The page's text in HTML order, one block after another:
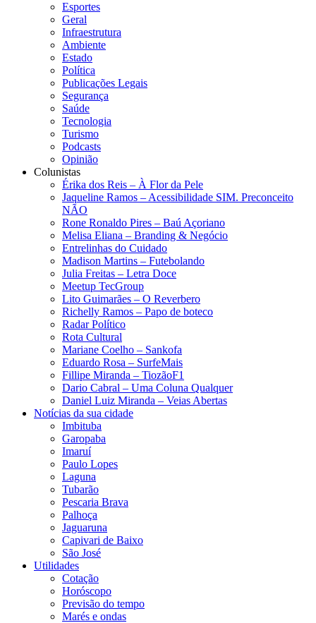
Esportes
Geral
Infraestrutura
Ambiente
Estado
Política
Publicações Legais
Segurança
Saúde
Tecnologia
Turismo
Podcasts
Opinião
Colunistas
Érika dos Reis​ – À Flor da Pele
Jaqueline Ramos – Acessibilidade SIM. Preconceito
NÃO
Rone Ronaldo Pires – Baú Açoriano
Melisa Eliana – Branding & Negócio
Entrelinhas do Cuidado
Madison Martins – Futebolando
Julia Freitas​ – Letra Doce
Meetup TecGroup
Lito Guimarães – O Reverbero
Richelly Ramos​ – Papo de boteco
Radar Político
Rota Cultural
Mariane Coelho – Sankofa
Eduardo Rosa​ – SurfeMais
Fillipe Miranda – TiozãoF1
Dario Cabral – Uma Coluna Qualquer
Daniel Luiz Miranda – Veias Abertas
Notícias da sua cidade
Imbituba
Garopaba
Imaruí
Paulo Lopes
Laguna
Tubarão
Pescaria Brava
Palhoça
Jaguaruna
Capivari de Baixo
São José
Utilidades
Cotação
Horóscopo
Previsão do tempo
Marés e ondas